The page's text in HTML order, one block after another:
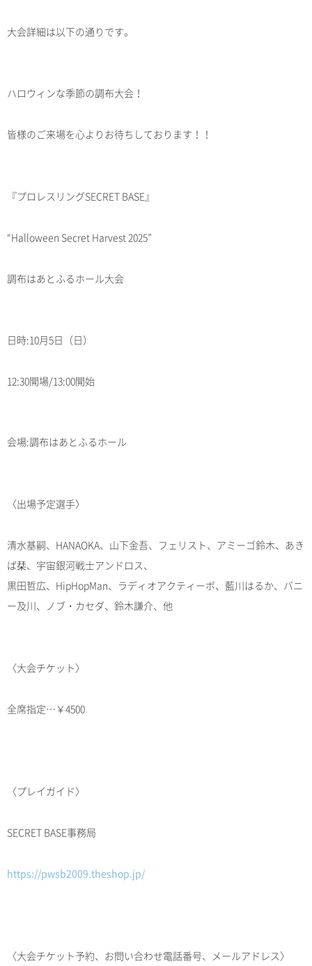
大会詳細は以下の通りです。
ハロウィンな季節の調布大会！
皆様のご来場を心よりお待ちしております！！
『プロレスリングSECRET BASE』
“Halloween Secret Harvest 2025”
調布はあとふるホール大会
日時:10月5日（日）
12:30開場/13:00開始
会場:調布はあとふるホール
〈出場予定選手〉
清水基嗣、HANAOKA、山下金吾、フェリスト、アミーゴ鈴木、あき
ば栞、宇宙銀河戦士アンドロス、
黒田哲広、HipHopMan、ラディオアクティーボ、藍川はるか、バニ
ー及川、ノブ・カセダ、鈴木謙介、他
〈大会チケット〉
全席指定…￥4500
〈プレイガイド〉
SECRET BASE事務局
https://pwsb2009.theshop.jp/
〈大会チケット予約、お問い合わせ電話番号、メールアドレス〉